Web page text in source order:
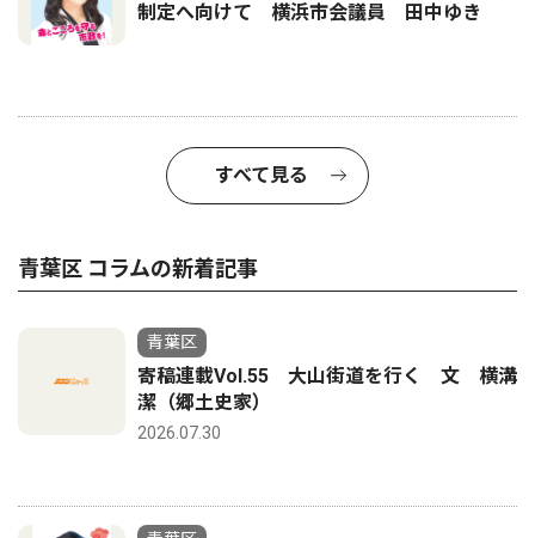
制定へ向けて 横浜市会議員 田中ゆき
すべて見る
青葉区 コラムの新着記事
青葉区
寄稿連載Vol.55 大山街道を行く 文 横溝
潔（郷土史家）
2026.07.30